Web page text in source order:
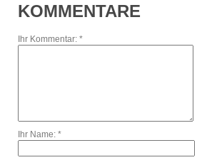
KOMMENTARE
Ihr Kommentar: *
Ihr Name: *